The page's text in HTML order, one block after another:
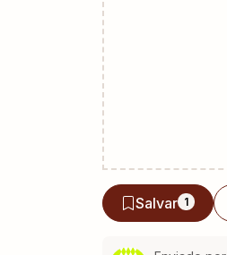
Salvar 1